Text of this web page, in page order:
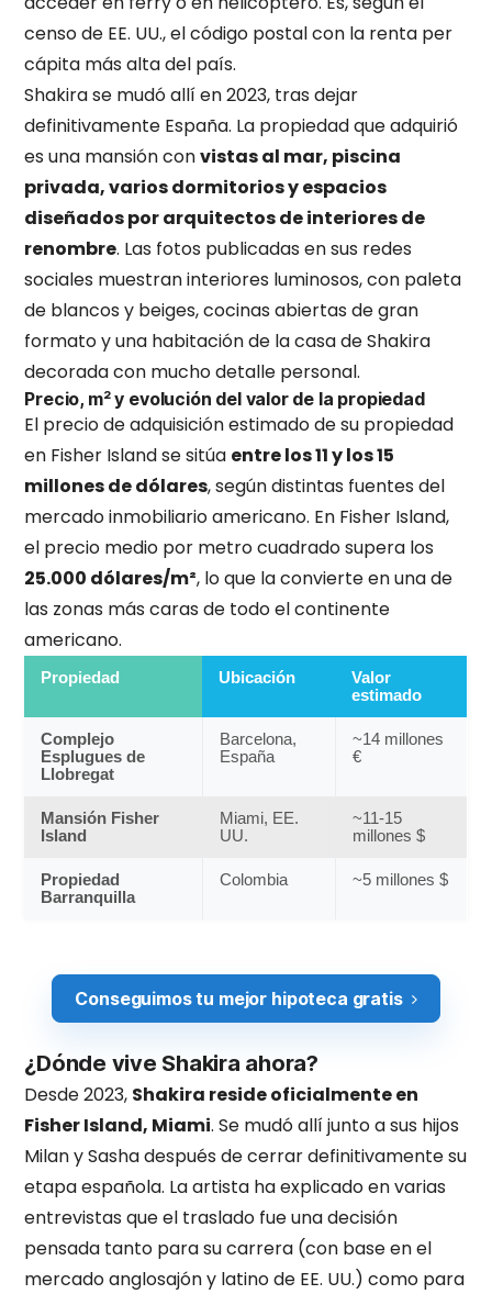
censo de EE. UU., el código postal con la renta per
cápita más alta del país.
Shakira se mudó allí en 2023, tras dejar
definitivamente España. La propiedad que adquirió
es una mansión convistas al mar, piscina
privada, varios dormitorios y espacios
diseñados por arquitectos de interiores de
renombre. Las fotos publicadas en sus redes
sociales muestran interiores luminosos, con paleta
de blancos y beiges, cocinas abiertas de gran
formato y una habitación de la casa de Shakira
decorada con mucho detalle personal.
Precio, m² y evolución del valor de la propiedad
El precio de adquisición estimado de su propiedad
en Fisher Island se sitúa entre los 11 y los 15
millones de dólares, según distintas fuentes del
mercado inmobiliario americano. En Fisher Island,
el precio medio por metro cuadrado supera los
25.000 dólares/m², lo que la convierte en una de
las zonas más caras de todo el continente
americano.
Propiedad Ubicación
Valor
estimado
Complejo
Esplugues de
Llobregat
Barcelona,
España
~14 millones
€
Mansión Fisher
Island
Miami, EE.
UU.
~11-15
millones $
Propiedad
Barranquilla
Colombia ~5 millones $
Conseguimos tu mejor hipoteca gratis
¿Dónde vive Shakira ahora?
Desde 2023, Shakira reside oficialmente en
Fisher Island, Miami. Se mudó allí junto a sus hijos
Milan y Sasha después de cerrar definitivamente su
etapa española. La artista ha explicado en varias
entrevistas que el traslado fue una decisión
pensada tanto para su carrera (con base en el
mercado anglosajón y latino de EE. UU.) como para